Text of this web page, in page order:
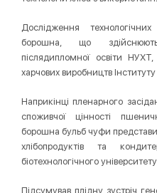
Дослідження
борошна, що
післядипломної освіти
харчових виробництв
Наприкінці пленарного
споживчої цінності
борошна бульб чуфи
хлібопродуктів та
біотехнологічного
Підсумував плідну зустріч